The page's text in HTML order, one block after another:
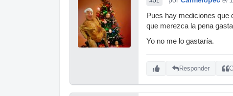
Pues hay mediciones que
que merezca la pena
Yo no me lo gastaría.
Responder